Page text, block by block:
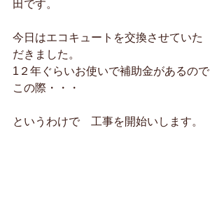
田です。
今日はエコキュートを交換させていた
だきました。
1２年ぐらいお使いで補助金があるので
この際・・・
というわけで　工事を開始いします。